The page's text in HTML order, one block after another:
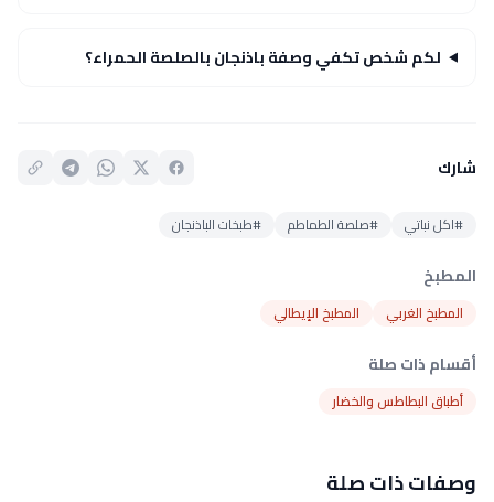
لكم شخص تكفي وصفة باذنجان بالصلصة الحمراء؟
شارك
#اكل نباتي #صلصة الطماطم #طبخات الباذنجان
المطبخ
المطبخ الغربي المطبخ الإيطالي
أقسام ذات صلة
أطباق البطاطس والخضار
وصفات ذات صلة